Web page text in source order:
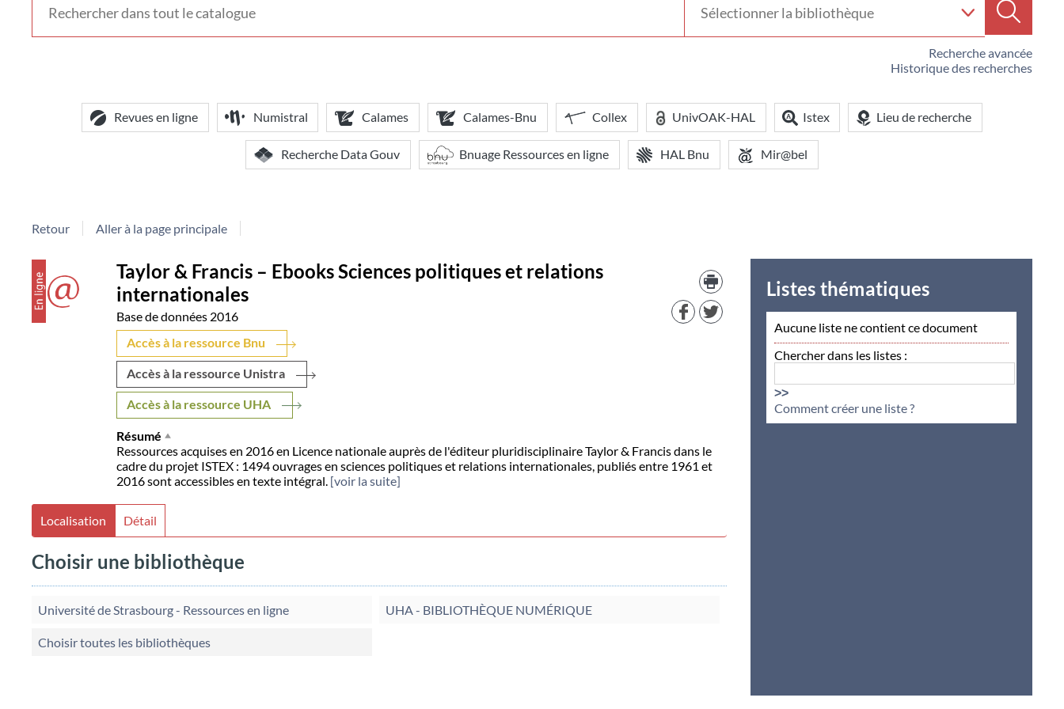
voir
Recherche avancée
Historique des recherches
votre
Revues en ligne Numistral Calames Calames-Bnu Collex UnivOAK-HAL Istex Lieu de recherche
Recherche Data Gouv Bnuage Ressources en ligne HAL Bnu Mir@bel
Retour Aller à la page principale
Détail
document
document
ressources
Taylor & Francis – Ebooks Sciences politiques et relations
internationales
Base de données 2016
Accès à la ressource Bnu
Accès à la ressource Unistra
Accès à la ressource UHA
Résumé
Ressources acquises en 2016 en Licence nationale auprès de l'éditeur pluridisciplinaire Taylor & Francis dans le
cadre du projet ISTEX : 1494 ouvrages en sciences politiques et relations internationales, publiés entre 1961 et
2016 sont accessibles en texte intégral. [voir la suite]
Localisation Détail
Choisir une bibliothèque
Université de Strasbourg - Ressources en ligne UHA - BIBLIOTHÈQUE NUMÉRIQUE
Choisir toutes les bibliothèques
Listes thématiques
Aucune liste ne contient ce document
Chercher dans les listes :
>>
Comment créer une liste ?